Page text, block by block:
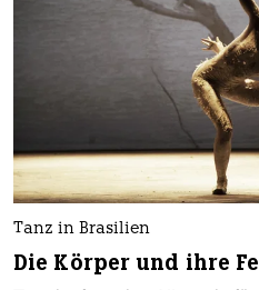
Tanz in Brasilien
Die Körper und ihre